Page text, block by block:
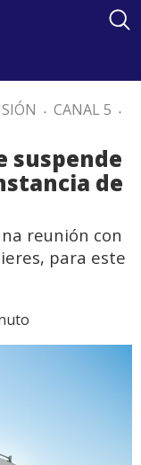
. CANAL 5 .
suspende
de
reunión con
para este